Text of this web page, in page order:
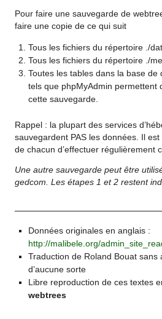
Pour faire une sauvegarde de
faire une copie de ce qui suit
Tous les fichiers du répertoire ./
Tous les fichiers du répertoire ./
Toutes les tables dans la base de
tels que phpMyAdmin permettent
cette sauvegarde.
Rappel : la plupart des services
sauvegardent PAS les données. Il
de chacun d’effectuer régulièrement
Une autre sauvegarde peut être
gedcom. Les étapes 1 et 2 restent
Données originales en anglais :
http://malibele.org/
Traduction de Roland Bouat sans
d’aucune sorte
Libre reproduction de ces textes
webtrees